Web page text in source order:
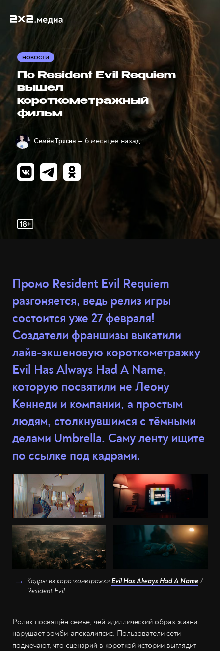
НОВОСТИ
По Resident Evil Requiem
вышел
короткометражный
фильм
Семён Трясин — 6 месяцев назад
Промо Resident Evil Requiem
разгоняется, ведь релиз игры
состоится уже 27 февраля!
Создатели франшизы выкатили
лайв-экшеновую короткометражку
Evil Has Always Had A Name,
которую посвятили не Леону
Кеннеди и компании, а простым
людям, столкнувшимся с тёмными
делами Umbrella. Саму ленту ищите
по ссылке под кадрами.
Кадры из короткометражки Evil Has Always Had A Name /
Resident Evil
Ролик посвящён семье, чей идиллический образ жизни
нарушает зомби-апокалипсис. Пользователи сети
подмечают, что сценарий в короткой истории выглядит